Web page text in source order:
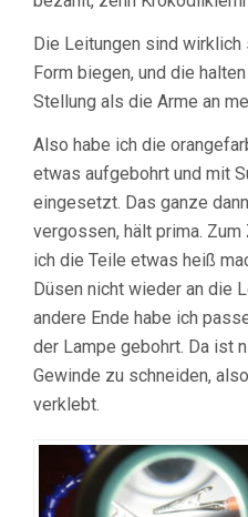
Die Leitungen sind wirklich
Form biegen, und die
Stellung als die Arme an
Also habe ich die
etwas aufgebohrt und mit
eingesetzt. Das ganze
vergossen, hält prima.
ich die Teile etwas heiß
Düsen nicht wieder an die
andere Ende habe ich
der Lampe gebohrt. Da ist
Gewinde zu schneiden,
verklebt.